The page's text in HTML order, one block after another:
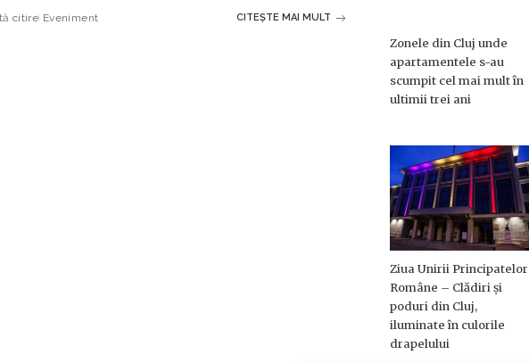
citire Eveniment CITEȘTE MAI MULT
Zonele din Cluj unde
apartamentele s-au
scumpit cel mai mult în
ultimii trei ani
Ziua Unirii Principatelor
Române – Clădiri și
poduri din Cluj,
iluminate în culorile
drapelului